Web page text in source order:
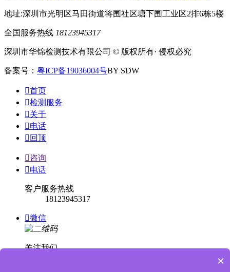
地址:深圳市光明区马田街道将围社区塘下围工业区2排6栋5楼
全国服务热线 18123945317
深圳市华锦检测技术有限公司 © 版权所有· 侵权必究
备案号： 粤ICP备19036004号BY SDW
首页
检测服务
关于
电话
 回顶
咨询
电话
客户服务热线
18123945317
微信
关注我们
×